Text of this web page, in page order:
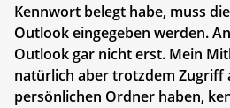
Kennwort belegt habe, muss
Outlook eingegeben werden.
Outlook gar nicht erst. Mein
natürlich aber trotzdem Zugriff
persönlichen Ordner haben,